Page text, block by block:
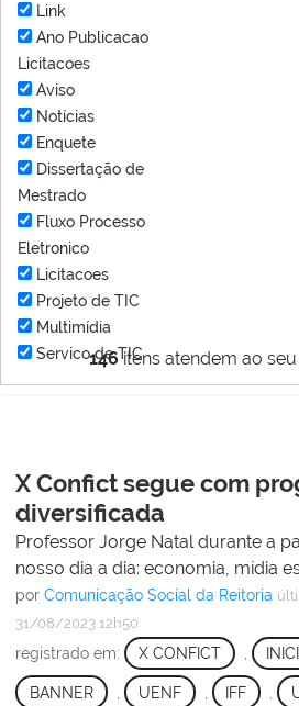
146itens atendem ao
Link
Ano Publicacao
Licitacoes
Aviso
Notícias
Enquete
Dissertação de
Mestrado
Fluxo Processo
Eletronico
Licitacoes
Projeto de TIC
Multimídia
Servico de TIC
X Confict segue com
diversificada
Professor Jorge Natal durante a
nosso dia a dia: economia, mídia
por Comunicação Social da Reitoria
31/08/2023 12h50
registrado em: X CONFICT
BANNER UENF IFF ,